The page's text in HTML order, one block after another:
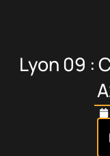
Lyon 09 :